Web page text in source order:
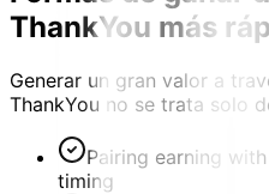
ThankYou más
Generar un gran valor a
ThankYou no se trata solo
Pairing earning
timing